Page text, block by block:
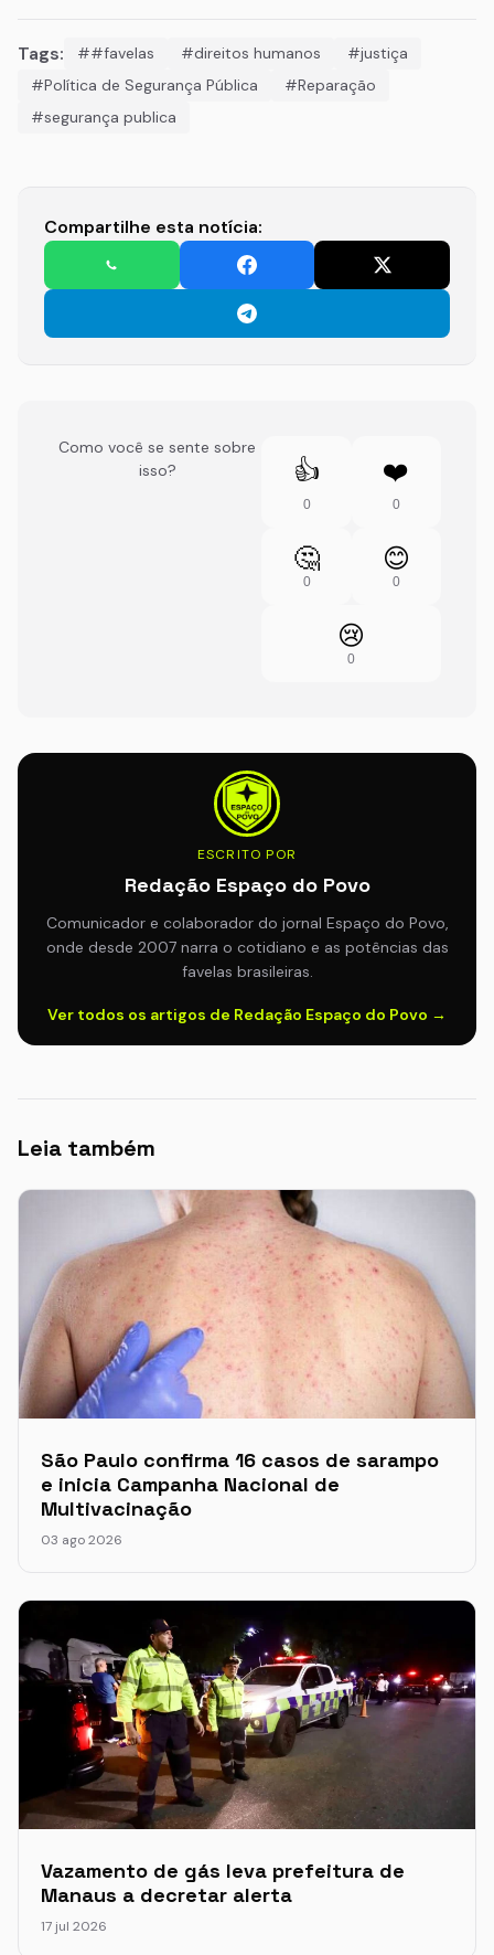
Tags: ##favelas #direitos humanos
#justiça
#Política de Segurança Pública
#Reparação
#segurança publica
Compartilhe esta notícia:
Como você se sente sobre
isso?
👍
0
❤️
0
🤔
0
😊
0
😢
0
ESCRITO POR
Redação Espaço do Povo
Comunicador e colaborador do jornal Espaço do Povo,
onde desde 2007 narra o cotidiano e as potências das
favelas brasileiras.
Ver todos os artigos de Redação Espaço do Povo →
Leia também
São Paulo confirma 16 casos de sarampo
e inicia Campanha Nacional de
Multivacinação
03 ago 2026
Vazamento de gás leva prefeitura de
Manaus a decretar alerta
17 jul 2026